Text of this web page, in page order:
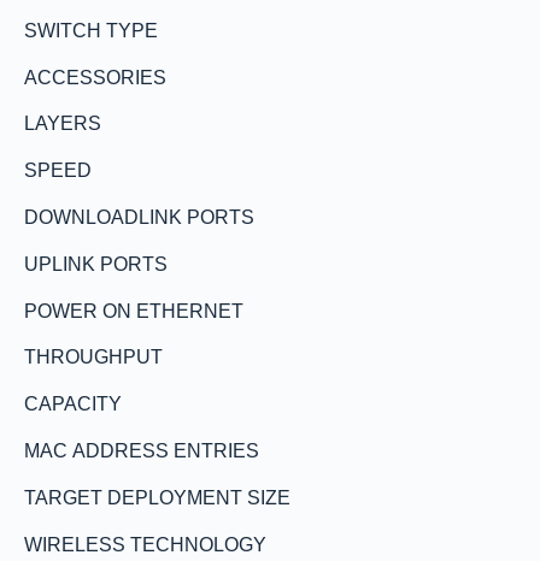
SWITCH TYPE
ACCESSORIES
LAYERS
SPEED
DOWNLOADLINK PORTS
UPLINK PORTS
POWER ON ETHERNET
THROUGHPUT
CAPACITY
MAC ADDRESS ENTRIES
TARGET DEPLOYMENT SIZE
WIRELESS TECHNOLOGY